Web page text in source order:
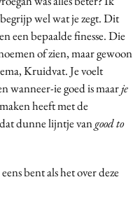
wel wat je zegt. Dit
een bepaalde finesse. Die
of zien, maar gewoon
Kruidvat. Je voelt
wanneer-ie goed is maarje
heeft met de
dunne lijntje vangood to
bent als het over deze